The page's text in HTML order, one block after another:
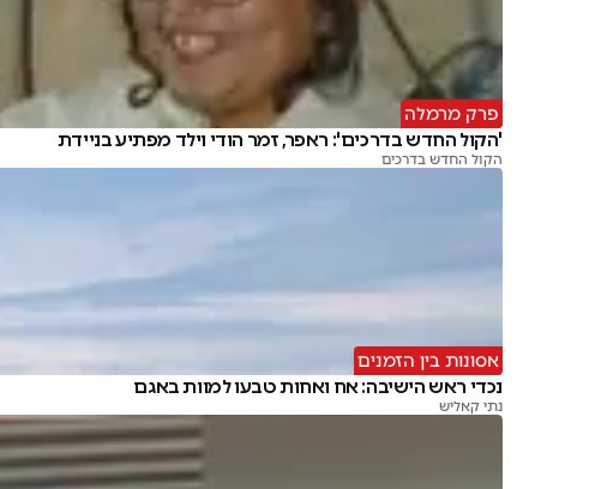
פרק מרמלה
'הקול החדש בדרכים': ראפר, זמר הודי וילד מפתיע בניידת
הקול החדש בדרכים
אסונות בין הזמנים
נכדי ראש הישיבה: אח ואחות טבעו למוות באגם
נתי קאליש